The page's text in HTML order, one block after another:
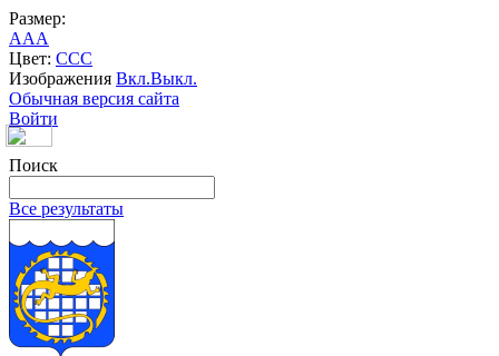
Размер:
AAA
Цвет: CCC
Изображения Вкл.Выкл.
Обычная версия сайта
Войти
Поиск
Все результаты